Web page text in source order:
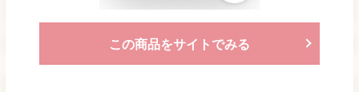
この商品をサイトでみる